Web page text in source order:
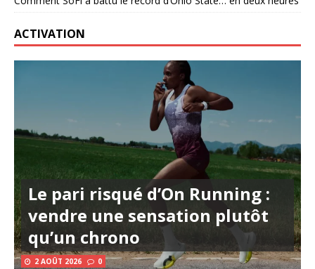
ACTIVATION
Le pari risqué d’On Running :
vendre une sensation plutôt
qu’un chrono
2 AOÛT 2026 0